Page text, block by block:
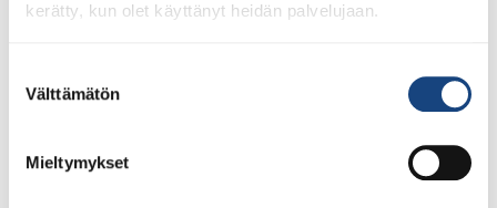
kerätty, kun olet käyttänyt heidän palvelujaan.
valinta
Välttämätön
Mieltymykset
28.7.2026
Uudet lisenssit ostettavissa
Voit 1.8.2026 lähtien ostaa Judoliiton lisenssin kaudelle